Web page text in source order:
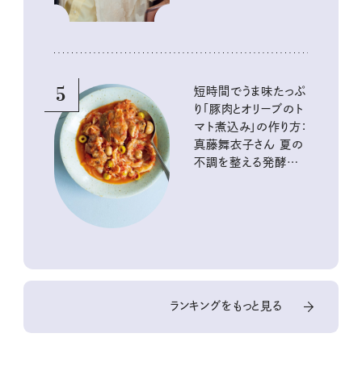
5
短時間でうま味たっぷ
り「豚肉とオリーブのト
マト煮込み」の作り方：
真藤舞衣子さん 夏の
不調を整える発酵レ
ランキングをもっと見る